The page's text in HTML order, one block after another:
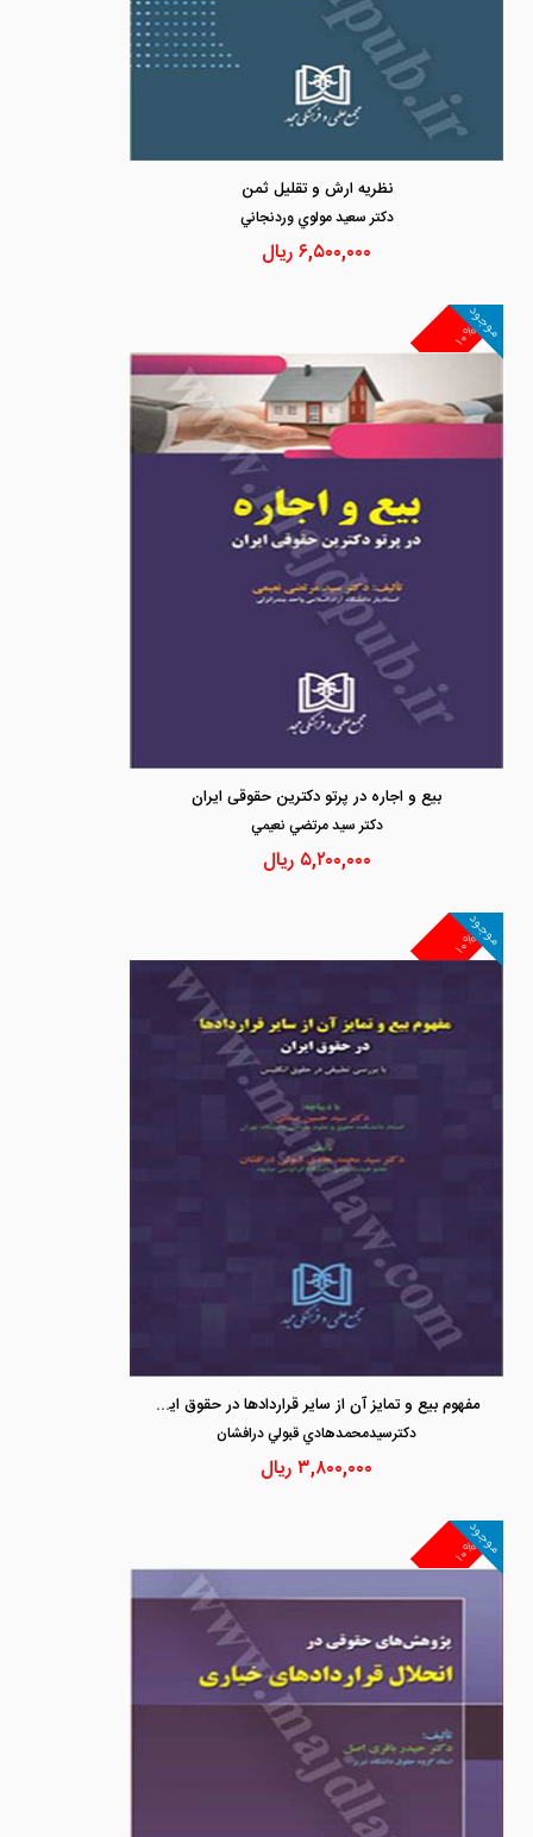
نظریه ارش و تقلیل ثمن
دكتر سعيد مولوي وردنجاني
۶,۵۰۰,۰۰۰ریال
۱۰%
موجود
بیع و اجاره در پرتو دکترین حقوقی ایران
دكتر سيد مرتضي نعيمي
۵,۲۰۰,۰۰۰ ریال
۱۰%
موجود
مفهوم بیع و تمایز آن از سایر قراردادها در حقوق ایران
دكترسيدمحمدهادي قبولي درافشان
۳,۸۰۰,۰۰۰ریال
۱۰%
موجود